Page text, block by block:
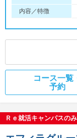
内容／特徴
コース一覧
予約
Ｒｅ就活キャンパスの